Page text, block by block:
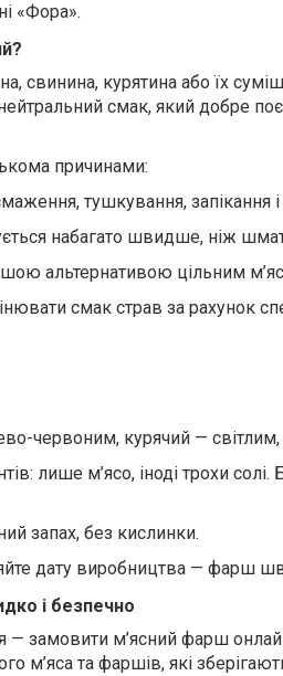
«Фора».
свинина, курятина або їх
смак, який добре
причинами:
тушкування, запікання
набагато швидше, ніж
альтернативою цільним
смак страв за рахунок
червоним, курячий — світлим,
лише м’ясо, іноді трохи
запах, без кислинки.
дату виробництва — фарш
і безпечно
— замовити м’ясний фарш
м’яса та фаршів, які